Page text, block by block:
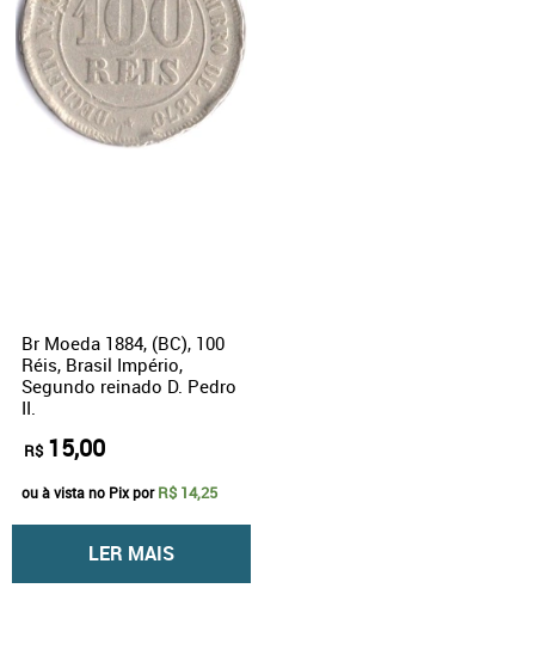
Br Moeda 1884, (BC), 100
Réis, Brasil Império,
Segundo reinado D. Pedro
II.
R$ 15,00
ou à vista no Pix porR$ 14,25
LER MAIS